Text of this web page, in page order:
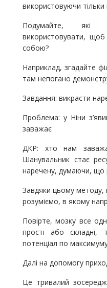
використовуючи тільки
Подумайте,
використовувати,
собою?
Наприклад, згадайте
там непогано
Завдання: викрасти
Проблема: у Ніни
заважає
ДКР: хто нам
Шанувальник стає
наречену, думаючи, що
Завдяки цьому методу,
розуміємо, в якому
Повірте, мозку все
прості або складні,
потенціал по
Далі на допомогу
Це тривалий